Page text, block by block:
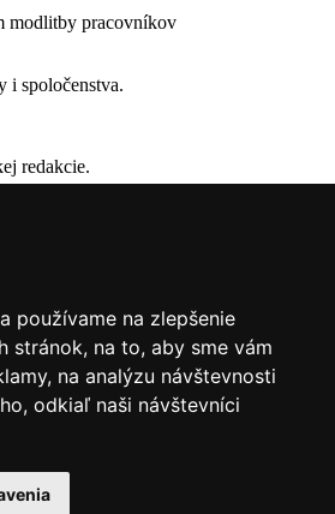
používame na zlepšenie
stránok, na to, aby sme vám
na analýzu návštevnosti
odkiaľ naši návštevníci
modlitby pracovníkov
i spoločenstva.
redakcie.